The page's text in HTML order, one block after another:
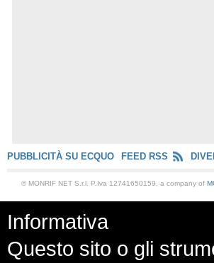
PUBBLICITÀ SU ECQUO FEED RSS
© MONRIF NET S.r.l. P.Iva 12741650159, a company of
Informativa
Questo sito o gli